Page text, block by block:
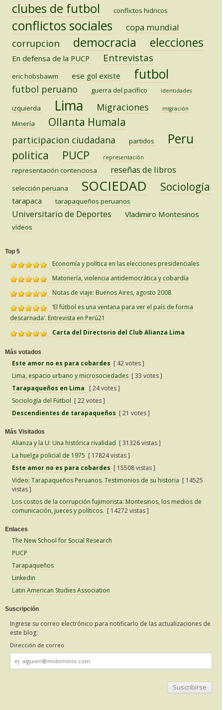
clubes de futbol conflictos hidricos
conflictos sociales copa mundial
corrupcion democracia elecciones
En defensa de la PUCP Entrevistas
eric hobsbawm ese gol existe futbol
futbol peruano guerra del pacífico identidades
izquierda Lima Migraciones migración
Minería Ollanta Humala
participacion ciudadana partidos Peru
politica PUCP representación
representación contenciosa reseñas de libros
selección peruana SOCIEDAD Sociología
tarapaca tarapaqueños peruanos
Universitario de Deportes Vladimiro Montesinos
vídeos
Top 5
Economía y política en las elecciones presidenciales
Matonería, violencia antidemocrática y cobardía
Notas de viaje: Buenos Aires, agosto 2008
‘El fútbol es una ventana para ver el país de forma
descarnada’. Entrevista en Perú21
Carta del Directorio del Club Alianza Lima
Más votados
Este amor no es para cobardes [ 42 votes ]
Lima, espacio urbano y microsociedades [ 33 votes ]
Tarapaqueños en Lima
[ 24 votes ]
Sociología del Fútbol [ 22 votes ]
Descendientes de tarapaqueños [ 21 votes ]
Más Visitados
Alianza y la U: Una histórica rivalidad [ 31326 vistas ]
La huelga policial de 1975 [ 17824 vistas ]
Este amor no es para cobardes [ 15508 vistas ]
Video: Tarapaqueños Peruanos. Testimonios de su historia [ 14525
vistas ]
Los costos de la corrupción fujimorista: Montesinos, los medios de
comunicación, jueces y políticos. [ 14272 vistas ]
Enlaces
The New School for Social Research
PUCP
Tarapaqueños
Linkedin
Latin American Studies Association
Suscripción
Ingrese su correo electrónico para notificarlo de las actualizaciones de
este blog:
Dirección de correo
Dirección
de
correo